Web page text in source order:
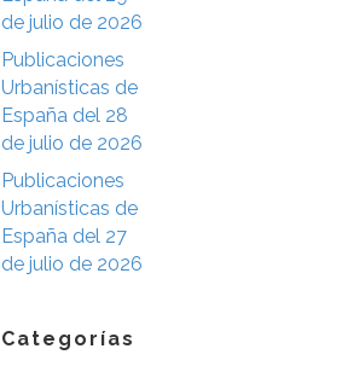
de julio de 2026
Publicaciones
Urbanísticas de
España del 28
de julio de 2026
Publicaciones
Urbanísticas de
España del 27
de julio de 2026
Categorías